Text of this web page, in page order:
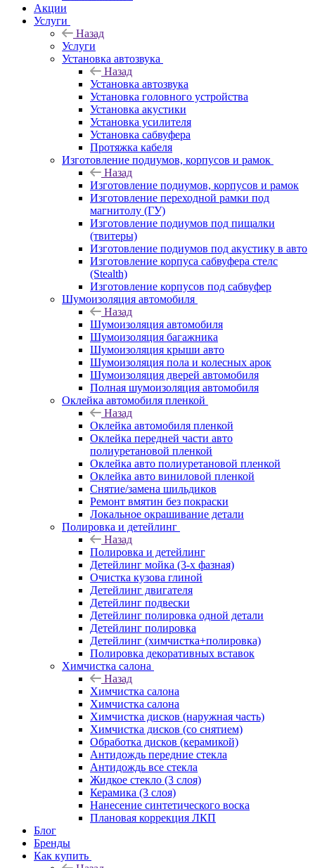
Акции
Услуги
Назад
Услуги
Установка автозвука
Назад
Установка автозвука
Установка головного устройства
Установка акустики
Установка усилителя
Установка сабвуфера
Протяжка кабеля
Изготовление подиумов, корпусов и рамок
Назад
Изготовление подиумов, корпусов и рамок
Изготовление переходной рамки под
магнитолу (ГУ)
Изготовление подиумов под пищалки
(твитеры)
Изготовление подиумов под акустику в авто
Изготовление корпуса сабвуфера стелс
(Stealth)
Изготовление корпусов под сабвуфер
Шумоизоляция автомобиля
Назад
Шумоизоляция автомобиля
Шумоизоляция багажника
Шумоизоляция крыши авто
Шумоизоляция пола и колесных арок
Шумоизоляция дверей автомобиля
Полная шумоизоляция автомобиля
Оклейка автомобиля пленкой
Назад
Оклейка автомобиля пленкой
Оклейка передней части авто
полиуретановой пленкой
Оклейка авто полиуретановой пленкой
Оклейка авто виниловой пленкой
Снятие/замена шильдиков
Ремонт вмятин без покраски
Локальное окрашивание детали
Полировка и детейлинг
Назад
Полировка и детейлинг
Детейлинг мойка (3-х фазная)
Очистка кузова глиной
Детейлинг двигателя
Детейлинг подвески
Детейлинг полировка одной детали
Детейлинг полировка
Детейлинг (химчистка+полировка)
Полировка декоративных вставок
Химчистка салона
Назад
Химчистка салона
Химчистка салона
Химчистка дисков (наружная часть)
Химчистка дисков (со снятием)
Обработка дисков (керамикой)
Антидождь передние стекла
Антидождь все стекла
Жидкое стекло (3 слоя)
Керамика (3 слоя)
Нанесение синтетического воска
Плановая коррекция ЛКП
Блог
Бренды
Как купить